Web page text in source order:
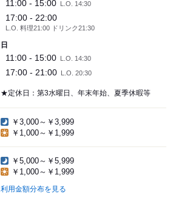
11:00 - 15:00 L.O. 14:30
17:00 - 22:00
L.O. 料理21:00 ドリンク21:30
日
11:00 - 15:00 L.O. 14:30
17:00 - 21:00 L.O. 20:30
★定休日：第3水曜日、年末年始、夏季休暇等
￥3,000～￥3,999
￥1,000～￥1,999
￥5,000～￥5,999
￥1,000～￥1,999
利用金額分布を見る